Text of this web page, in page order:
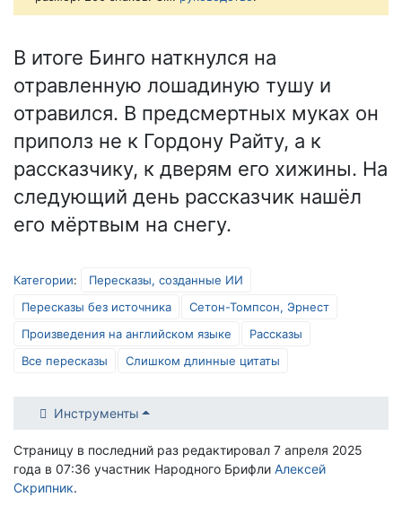
В итоге Бинго наткнулся на
отравленную лошадиную тушу и
отравился. В предсмертных муках он
приполз не к Гордону Райту, а к
рассказчику, к дверям его хижины. На
следующий день рассказчик нашёл
его мёртвым на снегу.
Категории:
Пересказы, созданные ИИ
Пересказы без источника
Сетон-Томпсон, Эрнест
Произведения на английском языке
Рассказы
Все пересказы
Слишком длинные цитаты
Инструменты
Страницу в последний раз редактировал 7 апреля 2025
года в 07:36 участник Народного Брифли Алексей
Скрипник.